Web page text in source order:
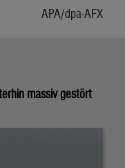
APA/dpa-AFX
massiv gestört